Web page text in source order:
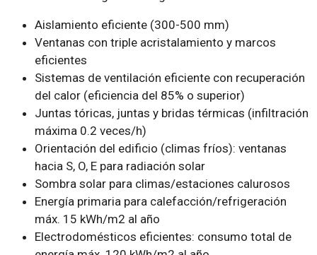
Aislamiento eficiente (300-500 mm)
Ventanas con triple acristalamiento y marcos
eficientes
Sistemas de ventilación eficiente con recuperación
del calor (eficiencia del 85% o superior)
Juntas tóricas, juntas y bridas térmicas (infiltración
máxima 0.2 veces/h)
Orientación del edificio (climas fríos): ventanas
hacia S, O, E para radiación solar
Sombra solar para climas/estaciones calurosos
Energía primaria para calefacción/refrigeración
máx. 15 kWh/m2 al año
Electrodomésticos eficientes: consumo total de